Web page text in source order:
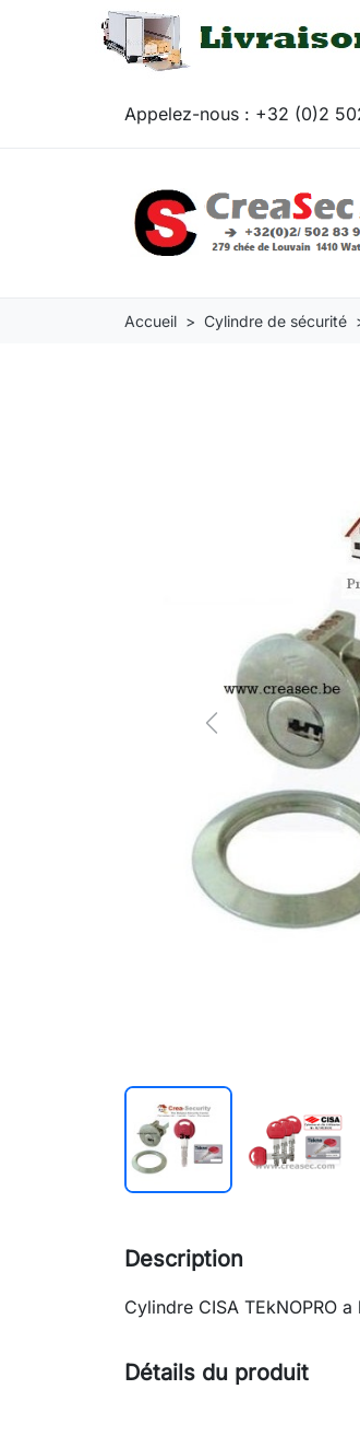
Appelez-nous : +32 (0)2
Accueil Cylindre de sécurité
Previous
Description
Cylindre CISA TEkNOPRO
Détails du produit